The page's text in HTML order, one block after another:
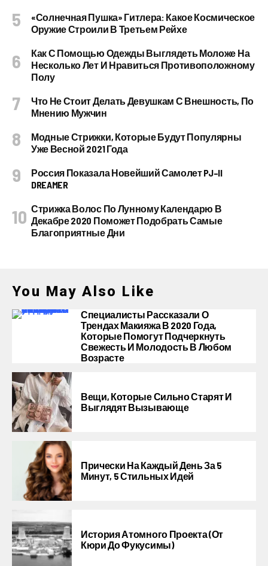
«Солнечная Пушка» Гитлера: Какое Космическое
Оружие Строили В Третьем Рейхе
Как С Помощью Одежды Выглядеть Моложе На
Несколько Лет И Нравиться Противоположному
Полу
Что Не Стоит Делать Девушкам С Внешность, По
Мнению Мужчин
Модные Стрижки, Которые Будут Популярны
Уже Весной 2021 Года
Россия Показала Новейший Самолет PJ–II
DREAMER
Стрижка Волос По Лунному Календарю В
Декабре 2020 Поможет Подобрать Самые
Благоприятные Дни
You May Also Like
Специалисты Рассказали О
Трендах Макияжа В 2020 Года,
Которые Помогут Подчеркнуть
Свежесть И Молодость В Любом
Возрасте
Вещи, Которые Сильно Старят И
Выглядят Вызывающе
Прически На Каждый День За 5
Минут, 5 Стильных Идей
История Атомного Проекта (от
Кюри До Фукусимы)